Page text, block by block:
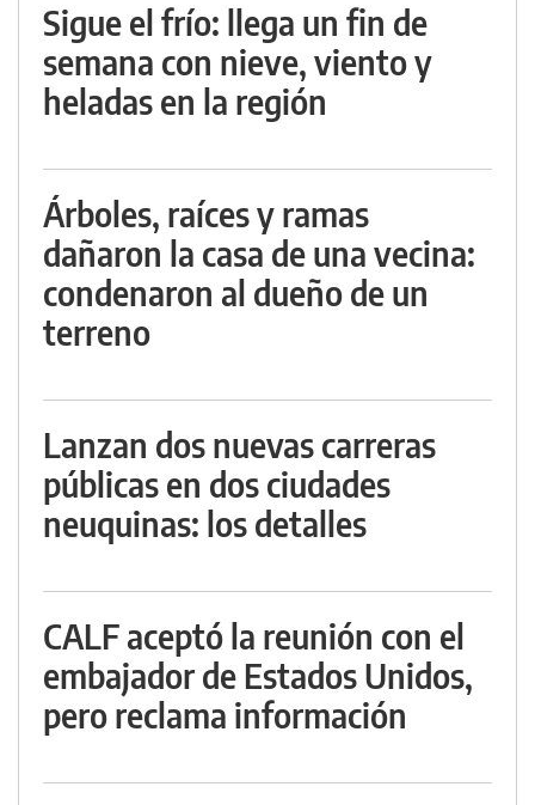
Sigue el frío: llega un fin de
semana con nieve, viento y
heladas en la región
Árboles, raíces y ramas
dañaron la casa de una vecina:
condenaron al dueño de un
terreno
Lanzan dos nuevas carreras
públicas en dos ciudades
neuquinas: los detalles
CALF aceptó la reunión con el
embajador de Estados Unidos,
pero reclama información